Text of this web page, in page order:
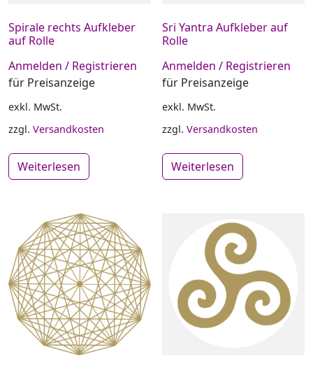
Spirale rechts Aufkleber
auf Rolle
Anmelden / Registrieren
für Preisanzeige
exkl. MwSt.
zzgl. Versandkosten
Weiterlesen
Sri Yantra Aufkleber auf
Rolle
Anmelden / Registrieren
für Preisanzeige
exkl. MwSt.
zzgl.Versandkosten
Weiterlesen